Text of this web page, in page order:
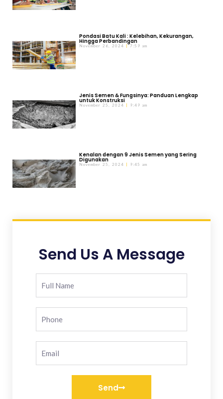
Pondasi Batu Kali : Kelebihan, Kekurangan,
Hingga Perbandingan
November 26, 2024 7:59 am
Jenis Semen & Fungsinya: Panduan Lengkap
untuk Konstruksi
November 25, 2024 9:49 am
Kenalan dengan 9 Jenis Semen yang Sering
Digunakan
November 25, 2024 9:45 am
Send Us A Message
Send